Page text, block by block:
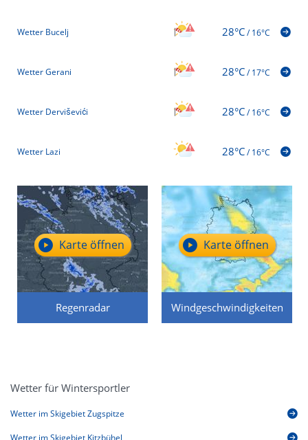
Wetter Bucelj 28°C/16°C
Wetter Gerani 28°C/17°C
Wetter Derviševići 28°C/16°C
Wetter Lazi 28°C/16°C
Regenradar
Karte öffnen
Windgeschwindigkeiten
Karte öffnen
Wetter für Wintersportler
Wetter im Skigebiet Zugspitze
Wetter im Skigebiet Kitzbühel